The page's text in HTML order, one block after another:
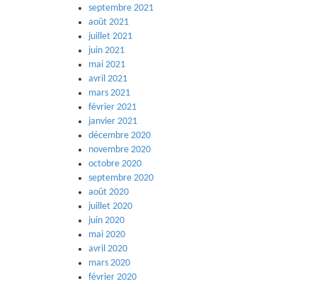
septembre 2021
août 2021
juillet 2021
juin 2021
mai 2021
avril 2021
mars 2021
février 2021
janvier 2021
décembre 2020
novembre 2020
octobre 2020
septembre 2020
août 2020
juillet 2020
juin 2020
mai 2020
avril 2020
mars 2020
février 2020